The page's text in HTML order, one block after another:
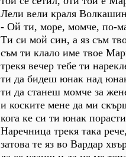
Лели вели краля
- Ой ти, море, момче, по-
Ти си мой син, а яз съм
съм ти клало име твое
трекя вечер тебе ти
ти да бидеш юнак над
ти да станеш момче за
и коските мене да ми
кога ке си ти юнак
Наречница трекя така
затова те яз во Вардар